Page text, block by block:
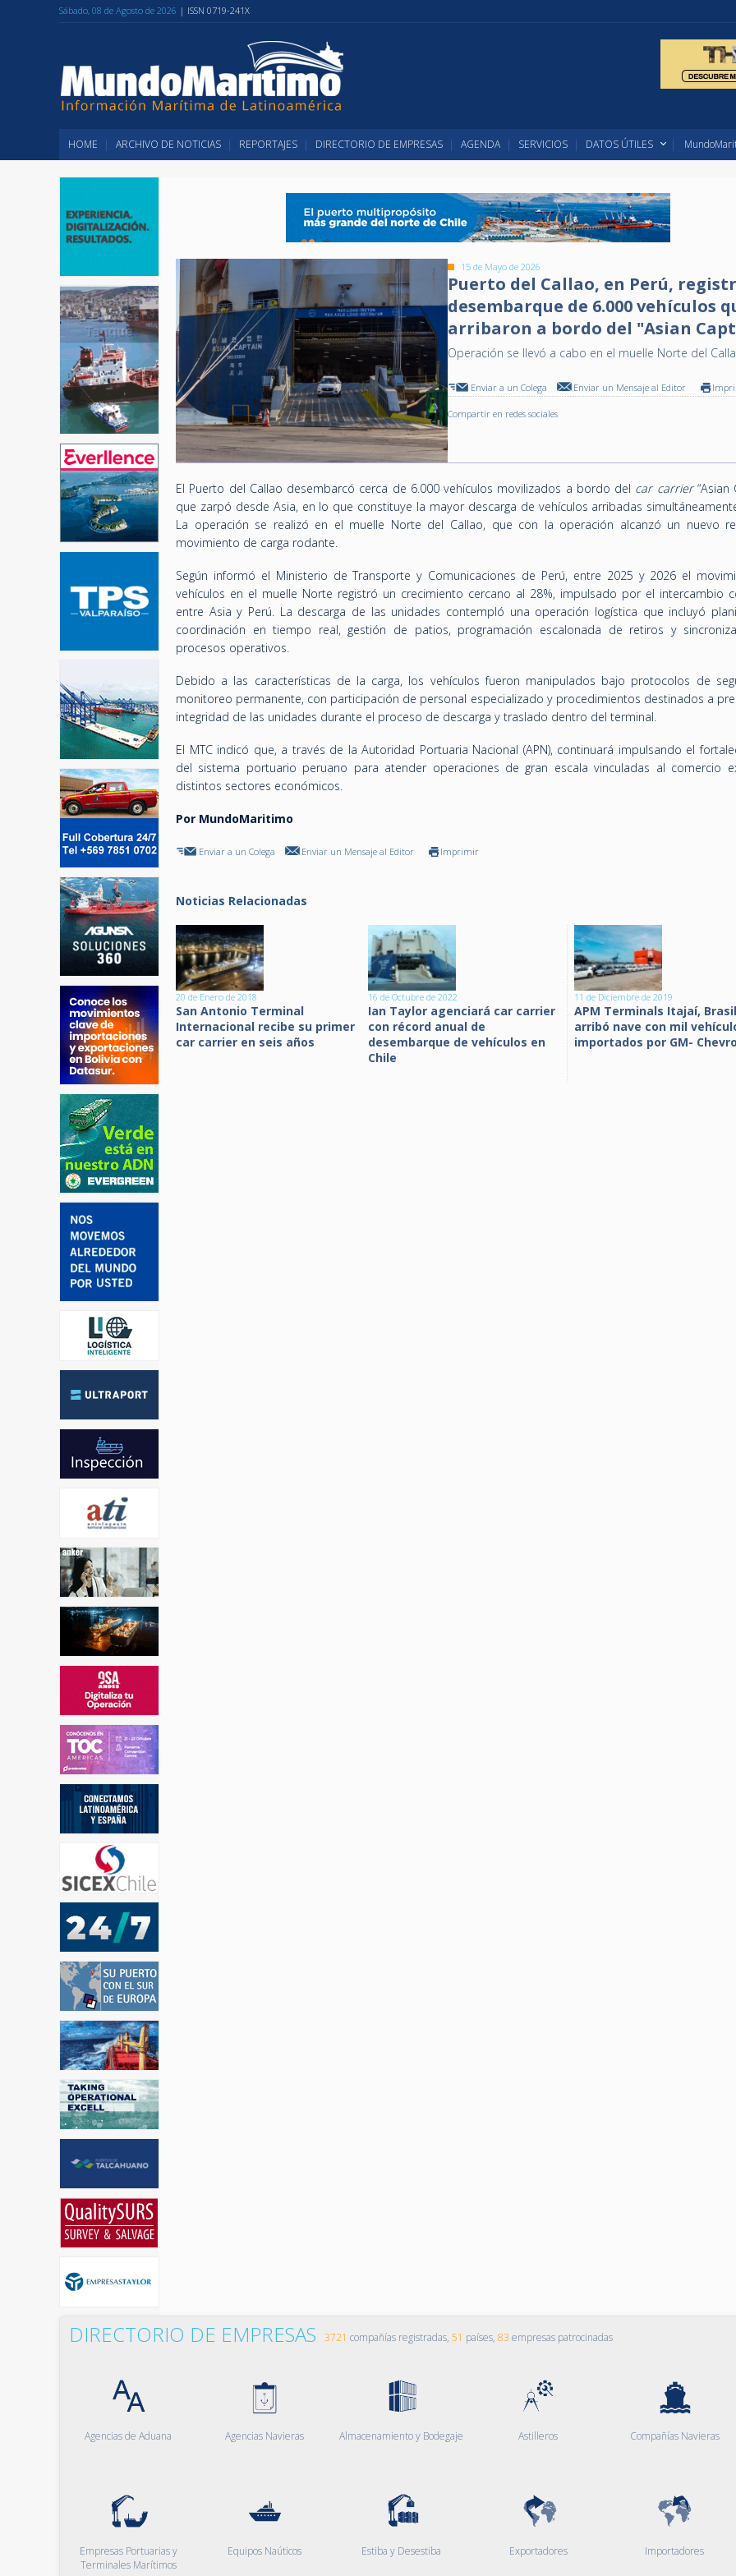
Sábado, 08 de Agosto de 2026 | ISSN 0719-241X
HOME ARCHIVO DE NOTICIAS REPORTAJES DIRECTORIO DE EMPRESAS AGENDA SERVICIOS DATOS ÚTILES
15 de Mayo de 2026
Puerto del Callao, en Perú,
desembarque de 6.000 vehículos
arribaron a bordo del "Asian
Operación se llevó a cabo en el muelle Norte del
Enviar a un Colega Enviar un Mensaje al Editor
Compartir en redes sociales
El Puerto del Callao desembarcó cerca de 6.000 vehículos movilizados a bordo del car carrier“Asian
que zarpó desde Asia, en lo que constituye la mayor descarga de vehículos arribadas
La operación se realizó en el muelle Norte del Callao, que con la operación alcanzó un nuevo
movimiento de carga rodante.
Según informó el Ministerio de Transporte y Comunicaciones de Perú, entre 2025 y 2026 el
vehículos en el muelle Norte registró un crecimiento cercano al 28%, impulsado por el intercambio
entre Asia y Perú. La descarga de las unidades contempló una operación logística que incluyó
coordinación en tiempo real, gestión de patios, programación escalonada de retiros y
procesos operativos.
Debido a las características de la carga, los vehículos fueron manipulados bajo protocolos de
monitoreo permanente, con participación de personal especializado y procedimientos destinados a
integridad de las unidades durante el proceso de descarga y traslado dentro del terminal.
El MTC indicó que, a través de la Autoridad Portuaria Nacional (APN), continuará impulsando el
del sistema portuario peruano para atender operaciones de gran escala vinculadas al comercio
distintos sectores económicos.
Por MundoMaritimo
Enviar a un Colega Enviar un Mensaje al Editor Imprimir
Noticias Relacionadas
20 de Enero de 2018
San Antonio Terminal
Internacional recibe su primer
car carrier en seis años
16 de Octubre de 2022
Ian Taylor agenciará car carrier
con récord anual de
desembarque de vehículos en
Chile
11 de Diciembre de 2019
APM Terminals Itajaí,
arribó nave con mil
importados por GM-
DIRECTORIO DE EMPRESAS 3721 compañías registradas, 51 países, 83 empresas patrocinadas
Agencias de Aduana Agencias Navieras Almacenamiento y Bodegaje Astilleros Compañías Navieras
Empresas Portuarias y
Terminales Marítimos
Equipos Naúticos Estiba y Desestiba Exportadores Importadores